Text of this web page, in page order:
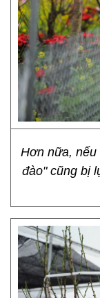
Hơn nữa, nếu
đào" cũng bị